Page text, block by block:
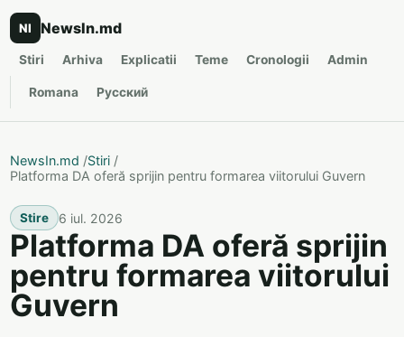
NI NewsIn.md
Stiri Arhiva Explicatii Teme Cronologii Admin
Romana Русский
NewsIn.md /Stiri /
Platforma DA oferă sprijin pentru formarea viitorului Guvern
Stire 6 iul. 2026
Platforma DA oferă sprijin
pentru formarea viitorului
Guvern